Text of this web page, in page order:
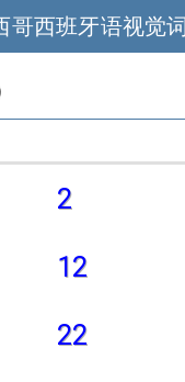
哥西班牙语视觉
2
12
22